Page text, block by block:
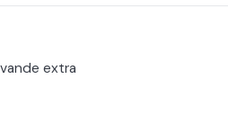
contattare la struttura in seguito
extra